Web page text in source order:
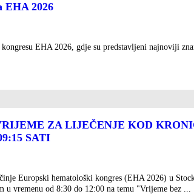
EHA 2026
EHA 2026, gdje su predstavljeni najnoviji
ZA LIJEČENJE KOD
SATI
Europski hematološki kongres (EHA 2026) u
vremenu od 8:30 do 12:00 na temu "Vrijeme bez ...